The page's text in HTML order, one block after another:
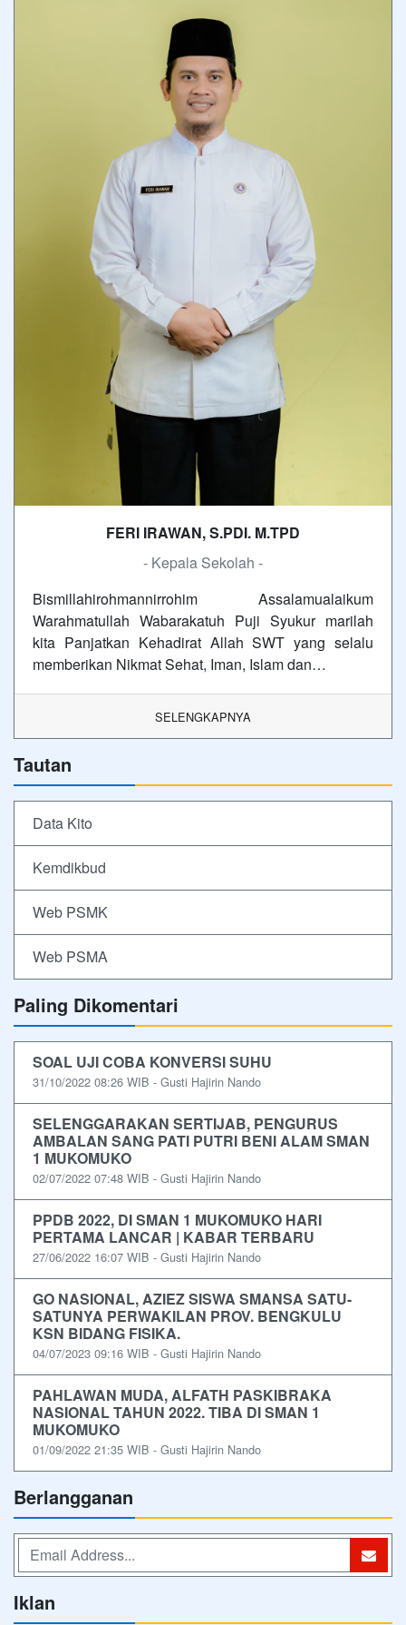
FERI IRAWAN, S.PDI. M.TPD
- Kepala Sekolah -
Bismillahirohmannirrohim Assalamualaikum
Warahmatullah Wabarakatuh Puji Syukur marilah
kita Panjatkan Kehadirat Allah SWT yang selalu
memberikan Nikmat Sehat, Iman, Islam dan…
SELENGKAPNYA
Tautan
Data Kito
Kemdikbud
Web PSMK
Web PSMA
Paling Dikomentari
SOAL UJI COBA KONVERSI SUHU
31/10/2022 08:26 WIB - Gusti Hajirin Nando
SELENGGARAKAN SERTIJAB, PENGURUS
AMBALAN SANG PATI PUTRI BENI ALAM SMAN
1 MUKOMUKO
02/07/2022 07:48 WIB - Gusti Hajirin Nando
PPDB 2022, DI SMAN 1 MUKOMUKO HARI
PERTAMA LANCAR | KABAR TERBARU
27/06/2022 16:07 WIB - Gusti Hajirin Nando
GO NASIONAL, AZIEZ SISWA SMANSA SATU-
SATUNYA PERWAKILAN PROV. BENGKULU
KSN BIDANG FISIKA.
04/07/2023 09:16 WIB - Gusti Hajirin Nando
PAHLAWAN MUDA, ALFATH PASKIBRAKA
NASIONAL TAHUN 2022. TIBA DI SMAN 1
MUKOMUKO
01/09/2022 21:35 WIB - Gusti Hajirin Nando
Berlangganan
Iklan